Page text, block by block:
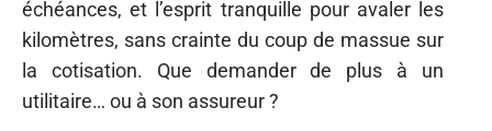
échéances, et l’esprit tranquille pour avaler les
kilomètres, sans crainte du coup de massue sur
la cotisation. Que demander de plus à un
utilitaire… ou à son assureur ?